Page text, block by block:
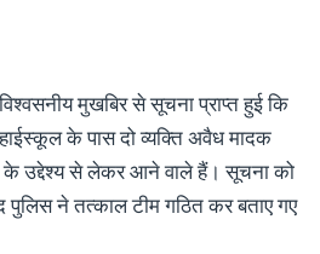
मुखबिर से सूचना प्राप्त हुई कि
के पास दो व्यक्ति अवैध मादक
के उद्देश्य से लेकर आने वाले हैं। सूचना को
ने तत्काल टीम गठित कर बताए गए